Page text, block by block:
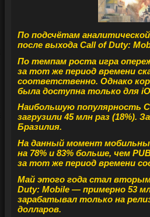
По подсчётам
после выхода Call of Duty:
По темпам роста игра
за тот же период времени
соответственно. Однако
была доступна только для
Наибольшую популярность
загрузили 45 млн раз (18%).
Бразилия.
На данный момент
на 78% и 83% больше, чем
за тот же период времени
Май этого года стал
Duty: Mobile — примерно 53
зарабатывал только на
долларов.